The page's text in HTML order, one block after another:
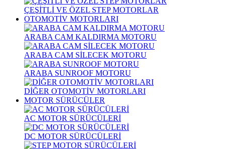
ÇEŞİTLİ VE ÖZEL STEP MOTORLAR
OTOMOTİV MOTORLARI
ARABA CAM KALDIRMA MOTORU
ARABA CAM SİLECEK MOTORU
ARABA SUNROOF MOTORU
DİĞER OTOMOTİV MOTORLARI
MOTOR SÜRÜCÜLER
AC MOTOR SÜRÜCÜLERİ
DC MOTOR SÜRÜCÜLERİ